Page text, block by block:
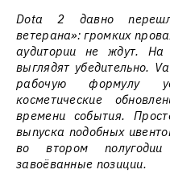
Dota 2 давно
ветерана»: громких
аудитории не ждут.
выглядят убедительно.
рабочую формулу
косметические
времени события.
выпуска подобных
во втором
завоёванные позиции.